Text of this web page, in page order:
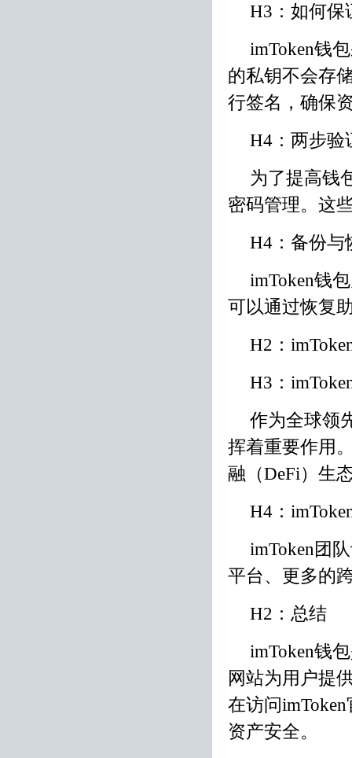
H3：如何保
imToken钱
的私钥不会存
行签名，确保
H4：两步验
为了提高钱
密码管理。这
H4：备份与
imToken钱
可以通过恢复
H2：
H3：
作为全球领
挥着重要作用
融（DeFi）生
H4：
imToken团
平台、更多的
H2：总结
imToken钱
网站为用户提
在访问
资产安全。